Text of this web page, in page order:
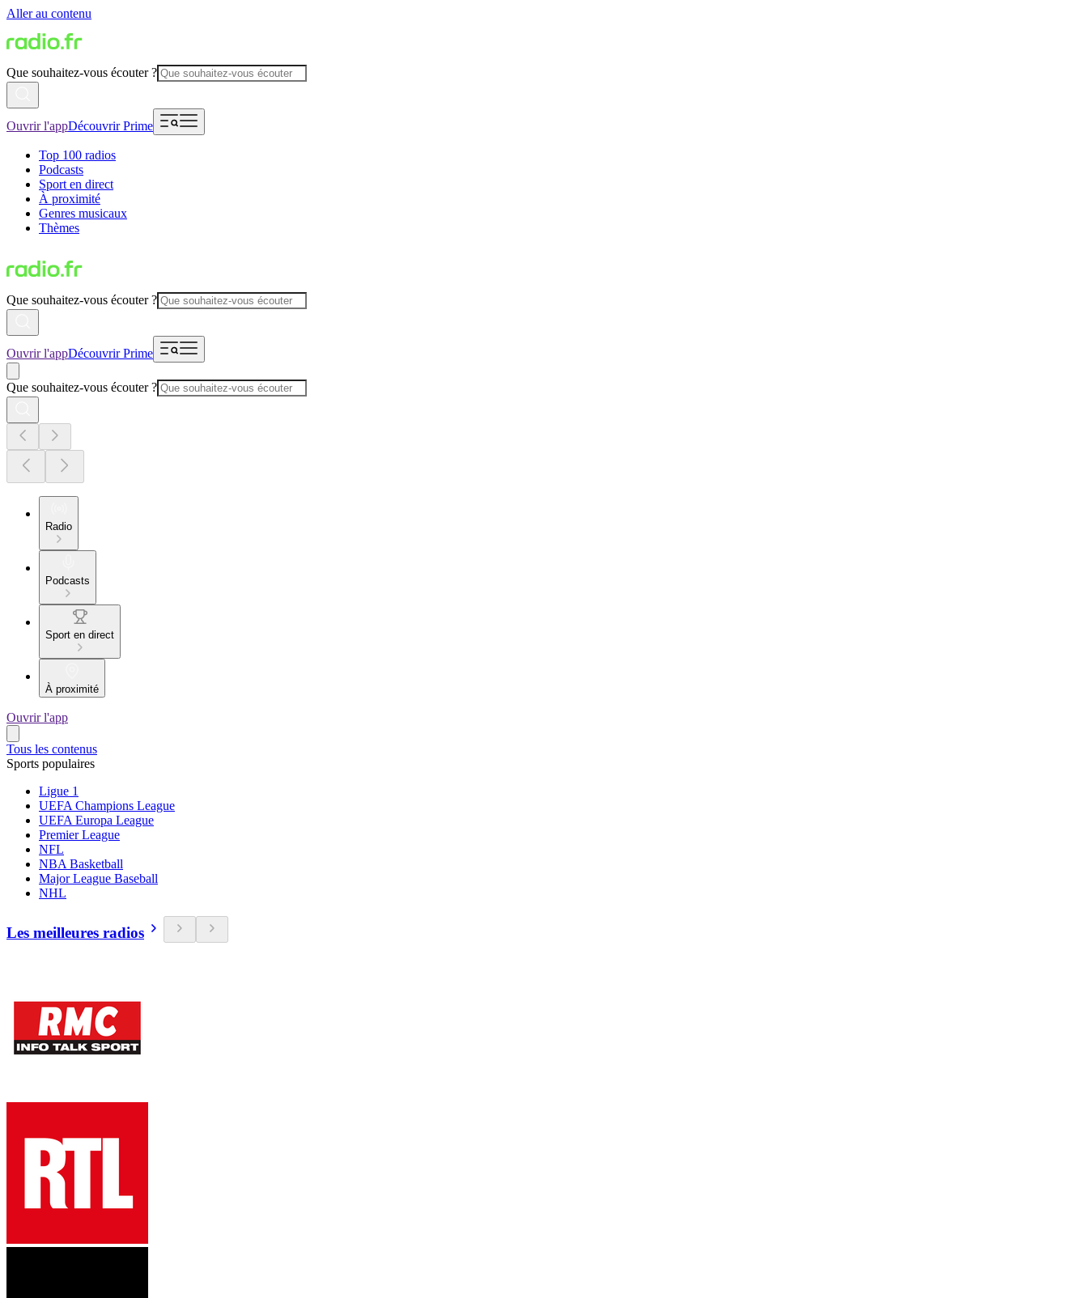
Aller au contenu
Que souhaitez-vous écouter ?
Ouvrir l'appDécouvrir Prime
Top 100 radios
Podcasts
Sport en direct
À proximité
Genres musicaux
Thèmes
Que souhaitez-vous écouter ?
Ouvrir l'appDécouvrir Prime
Que souhaitez-vous écouter ?
Radio
Podcasts
Sport en direct
À proximité
Ouvrir l'app
Tous les contenus
Sports populaires
Ligue 1
UEFA Champions League
UEFA Europa League
Premier League
NFL
NBA Basketball
Major League Baseball
NHL
Les meilleures radios